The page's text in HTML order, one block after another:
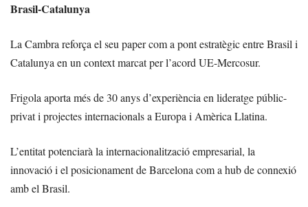
Brasil-Catalunya
La Cambra reforça el seu paper com a pont estratègic entre Brasil i
Catalunya en un context marcat per l’acord UE-Mercosur.
Frigola aporta més de 30 anys d’experiència en lideratge públic-
privat i projectes internacionals a Europa i Amèrica Llatina.
L’entitat potenciarà la internacionalització empresarial, la
innovació i el posicionament de Barcelona com a hub de connexió
amb el Brasil.